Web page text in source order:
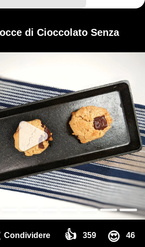
di Cioccolato Senza
Condividere 👍 359 😍 46